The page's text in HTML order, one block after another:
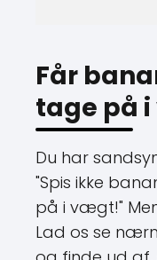
Får
tage på
Du har
"Spis ikke
på i vægt!"
Lad os se
og finde ud af,